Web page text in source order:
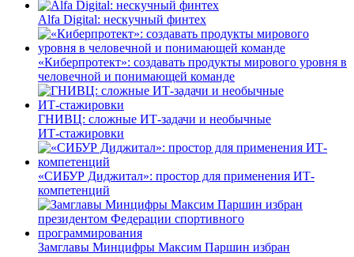
Alfa Digital: нескучный финтех
«Киберпротект»: создавать продукты мирового уровня в
человечной и понимающей команде
ГНИВЦ: сложные ИТ‑задачи и необычные
ИТ‑стажировки
«СИБУР Диджитал»: простор для применения ИТ-
компетенций
Замглавы Минцифры Максим Паршин избран